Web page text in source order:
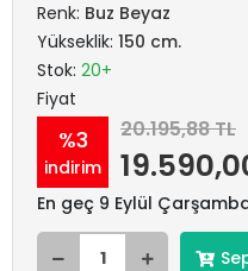
Renk: Buz Beyaz
Yükseklik: 150 cm.
Stok: 20+
Fiyat
%3
indirim
20.195,88 TL
En geç 9 Eylül